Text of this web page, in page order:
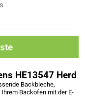
HE13547 Herd
Backbleche,
Backofen mit der E-